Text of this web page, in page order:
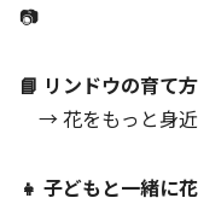
📷
📘 リンドウの育て
→ 花をもっと身近
👧 子どもと一緒に